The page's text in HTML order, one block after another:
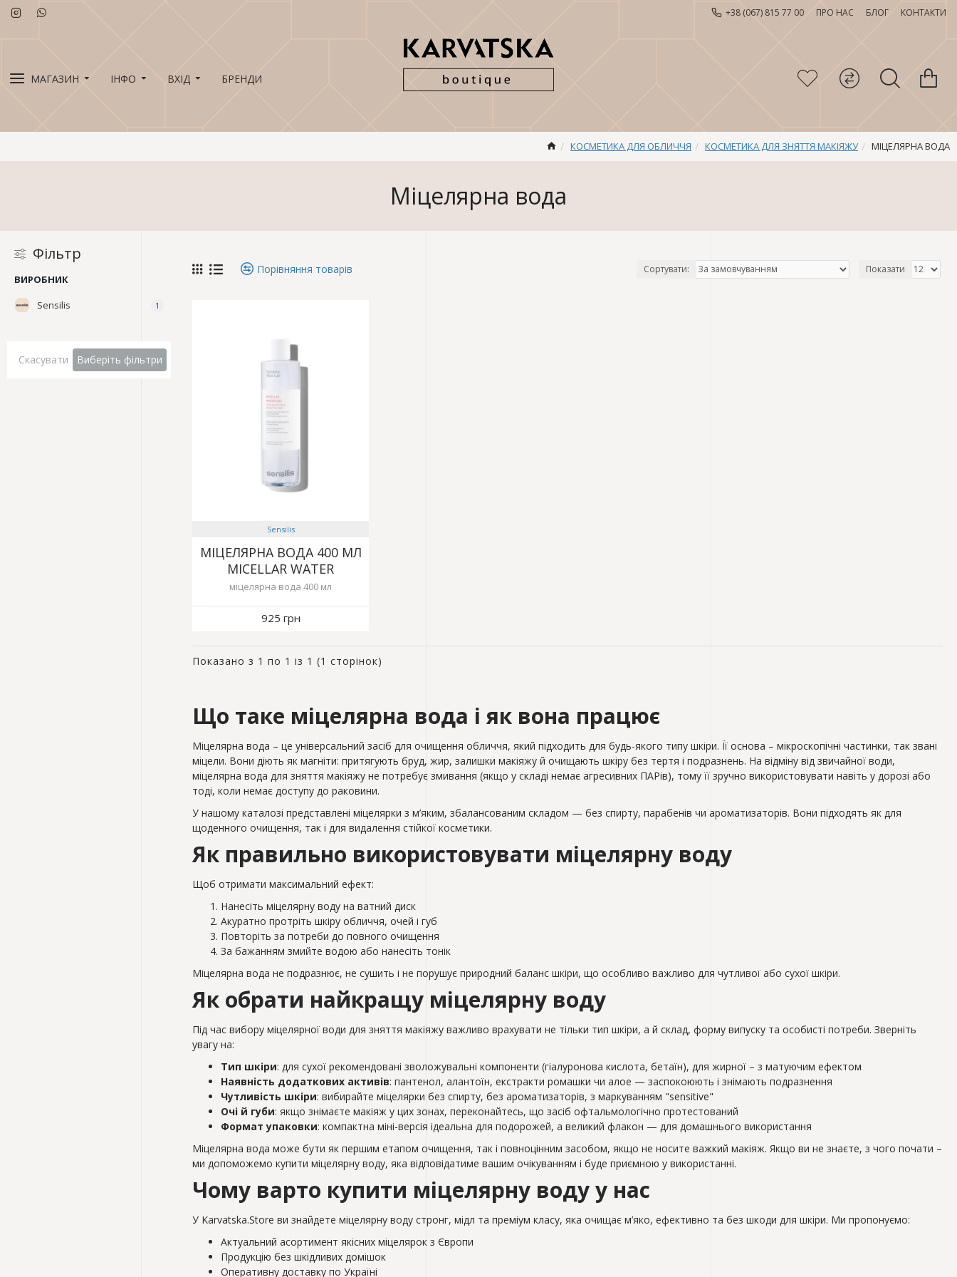
+38 (067) 815 77 00 ПРО НАС БЛОГ КОНТАКТИ
МАГАЗИН ІНФО ВХІД БРЕНДИ
КОСМЕТИКА ДЛЯ ОБЛИЧЧЯ КОСМЕТИКА ДЛЯ ЗНЯТТЯ МАКІЯЖУ МІЦЕЛЯРНА ВОДА
Міцелярна вода
Фільтр
ВИРОБНИК
Sensilis
1
Скасувати Виберіть фільтри
Що таке міцелярна вода і як вона працює
Міцелярна вода – це універсальний засіб для очищення обличчя, який підходить для будь-якого типу шкіри. Її основа – мікроскопічні частинки, так звані
міцели. Вони діють як магніти: притягують бруд, жир, залишки макіяжу й очищають шкіру без тертя і подразнень. На відміну від звичайної води,
міцелярна вода для зняття макіяжу не потребує змивання (якщо у складі немає агресивних ПАРів), тому її зручно використовувати навіть у дорозі або
тоді, коли немає доступу до раковини.
У нашому каталозі представлені міцелярки з м’яким, збалансованим складом — без спирту, парабенів чи ароматизаторів. Вони підходять як для
щоденного очищення, так і для видалення стійкої косметики.
Як правильно використовувати міцелярну воду
Щоб отримати максимальний ефект:
Нанесіть міцелярну воду на ватний диск
Акуратно протріть шкіру обличчя, очей і губ
Повторіть за потреби до повного очищення
За бажанням змийте водою або нанесіть тонік
Міцелярна вода не подразнює, не сушить і не порушує природний баланс шкіри, що особливо важливо для чутливої або сухої шкіри.
Як обрати найкращу міцелярну воду
Під час вибору міцелярної води для зняття макіяжу важливо врахувати не тільки тип шкіри, а й склад, форму випуску та особисті потреби. Зверніть
увагу на:
Тип шкіри: для сухої рекомендовані зволожувальні компоненти (гіалуронова кислота, бетаїн), для жирної – з матуючим ефектом
Наявність додаткових активів: пантенол, алантоїн, екстракти ромашки чи алое — заспокоюють і знімають подразнення
Чутливість шкіри: вибирайте міцелярки без спирту, без ароматизаторів, з маркуванням "sensitive"
Очі й губи: якщо знімаєте макіяж у цих зонах, переконайтесь, що засіб офтальмологічно протестований
Формат упаковки: компактна міні-версія ідеальна для подорожей, а великий флакон — для домашнього використання
Міцелярна вода може бути як першим етапом очищення, так і повноцінним засобом, якщо не носите важкий макіяж. Якщо ви не знаєте, з чого почати –
ми допоможемо купити міцелярну воду, яка відповідатиме вашим очікуванням і буде приємною у використанні.
Чому варто купити міцелярну воду у нас
У Karvatska.Store ви знайдете міцелярну воду стронг, мідл та преміум класу, яка очищає м’яко, ефективно та без шкоди для шкіри. Ми пропонуємо:
Актуальний асортимент якісних міцелярок з Європи
Продукцію без шкідливих домішок
Оперативну доставку по Україні
Порівняння товарів Сортувати: Показати
Sensilis
МІЦЕЛЯРНА ВОДА 400 МЛ
MICELLAR WATER
міцелярна вода 400 мл
925 грн
Показано з 1 по 1 із 1 (1 сторінок)